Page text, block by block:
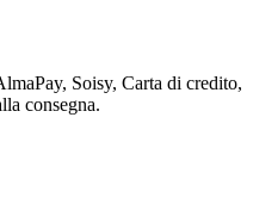
Soisy, Carta di credito,
consegna.